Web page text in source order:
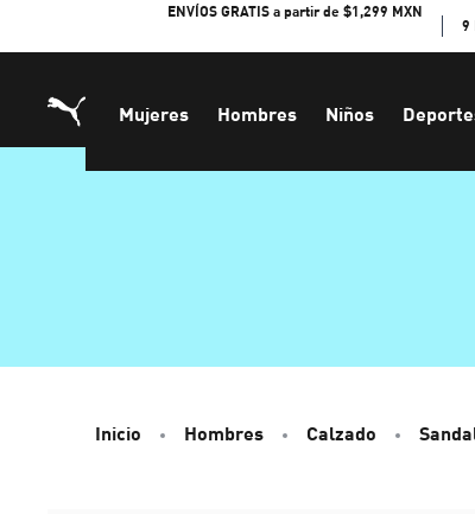
ENVÍOS GRATIS a partir de $1,299 MXN
9
Mujeres Hombres Niños
Inicio Hombres Calzado